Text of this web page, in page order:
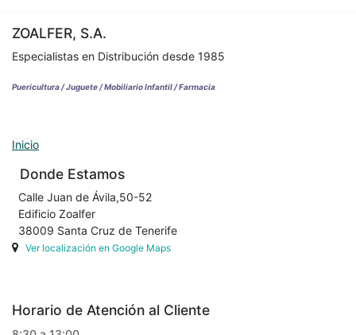
ZOALFER, S.A.
Especialistas en Distribución desde 1985
Puericultura / Juguete / Mobiliario Infantil / Farmacia
Inicio
Donde Estamos
Calle Juan de Ávila,50-52
Edificio Zoalfer
38009 Santa Cruz de Tenerife
Ver localización en Google Maps
Horario de Atención al Cliente